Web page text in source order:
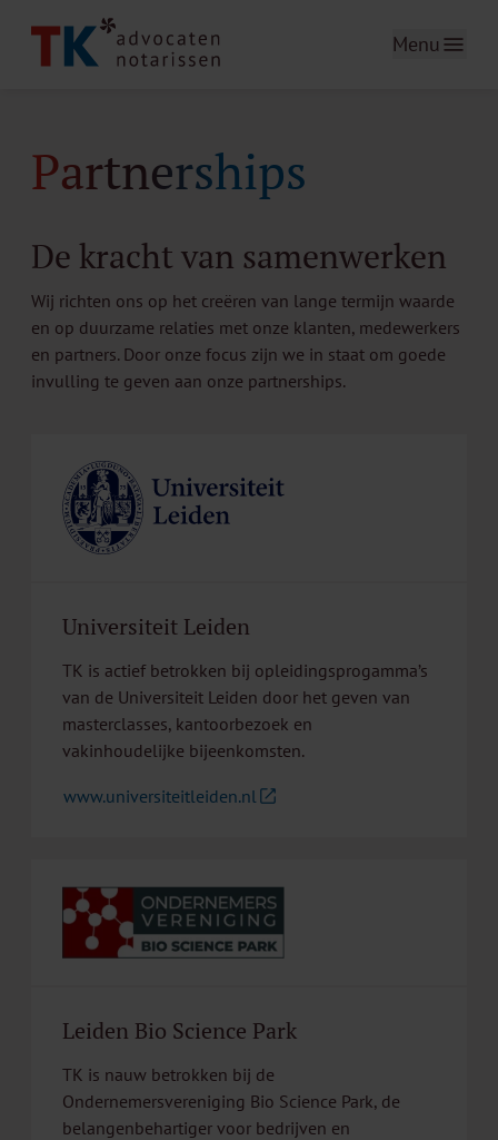
Menu
Partnerships
De kracht van samenwerken
Wij richten ons op het creëren van lange termijn waarde
en op duurzame relaties met onze klanten, medewerkers
en partners. Door onze focus zijn we in staat om goede
invulling te geven aan onze partnerships.
Universiteit Leiden
TK is actief betrokken bij opleidingsprogamma’s
van de Universiteit Leiden door het geven van
masterclasses, kantoorbezoek en
vakinhoudelijke bijeenkomsten.
www.universiteitleiden.nl
Leiden Bio Science Park
TK is nauw betrokken bij de
Ondernemersvereniging Bio Science Park, de
belangenbehartiger voor bedrijven en